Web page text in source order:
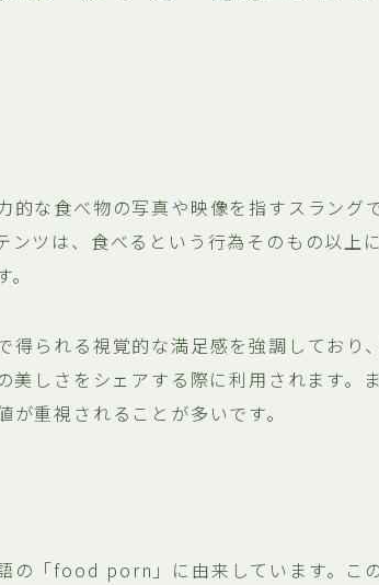
的な食べ物の写真や映像を指すスラング
ンツは、食べるという行為そのもの以上
得られる視覚的な満足感を強調しており
美しさをシェアする際に利用されます。
重視されることが多いです。
の「food porn」に由来しています。こ